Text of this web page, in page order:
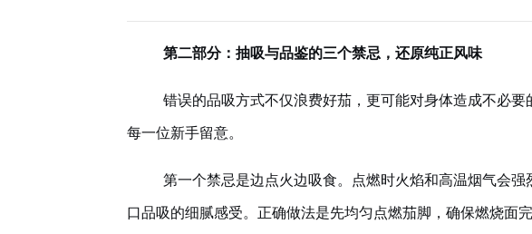
第二部分：抽吸与品鉴的三个禁忌，还原纯正风味
错误的品吸方式不仅浪费好茄，更可能对身体造成不必
每一位新手留意。
第一个禁忌是边点火边吸食。点燃时火焰和高温烟气会
口品吸的细腻感受。正确做法是先均匀点燃茄脚，确保燃烧面